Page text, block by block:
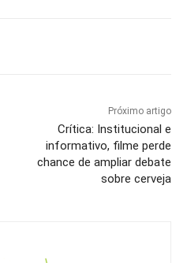
Próximo artigo
Crítica: Institucional e
informativo, filme perde
chance de ampliar debate
sobre cerveja